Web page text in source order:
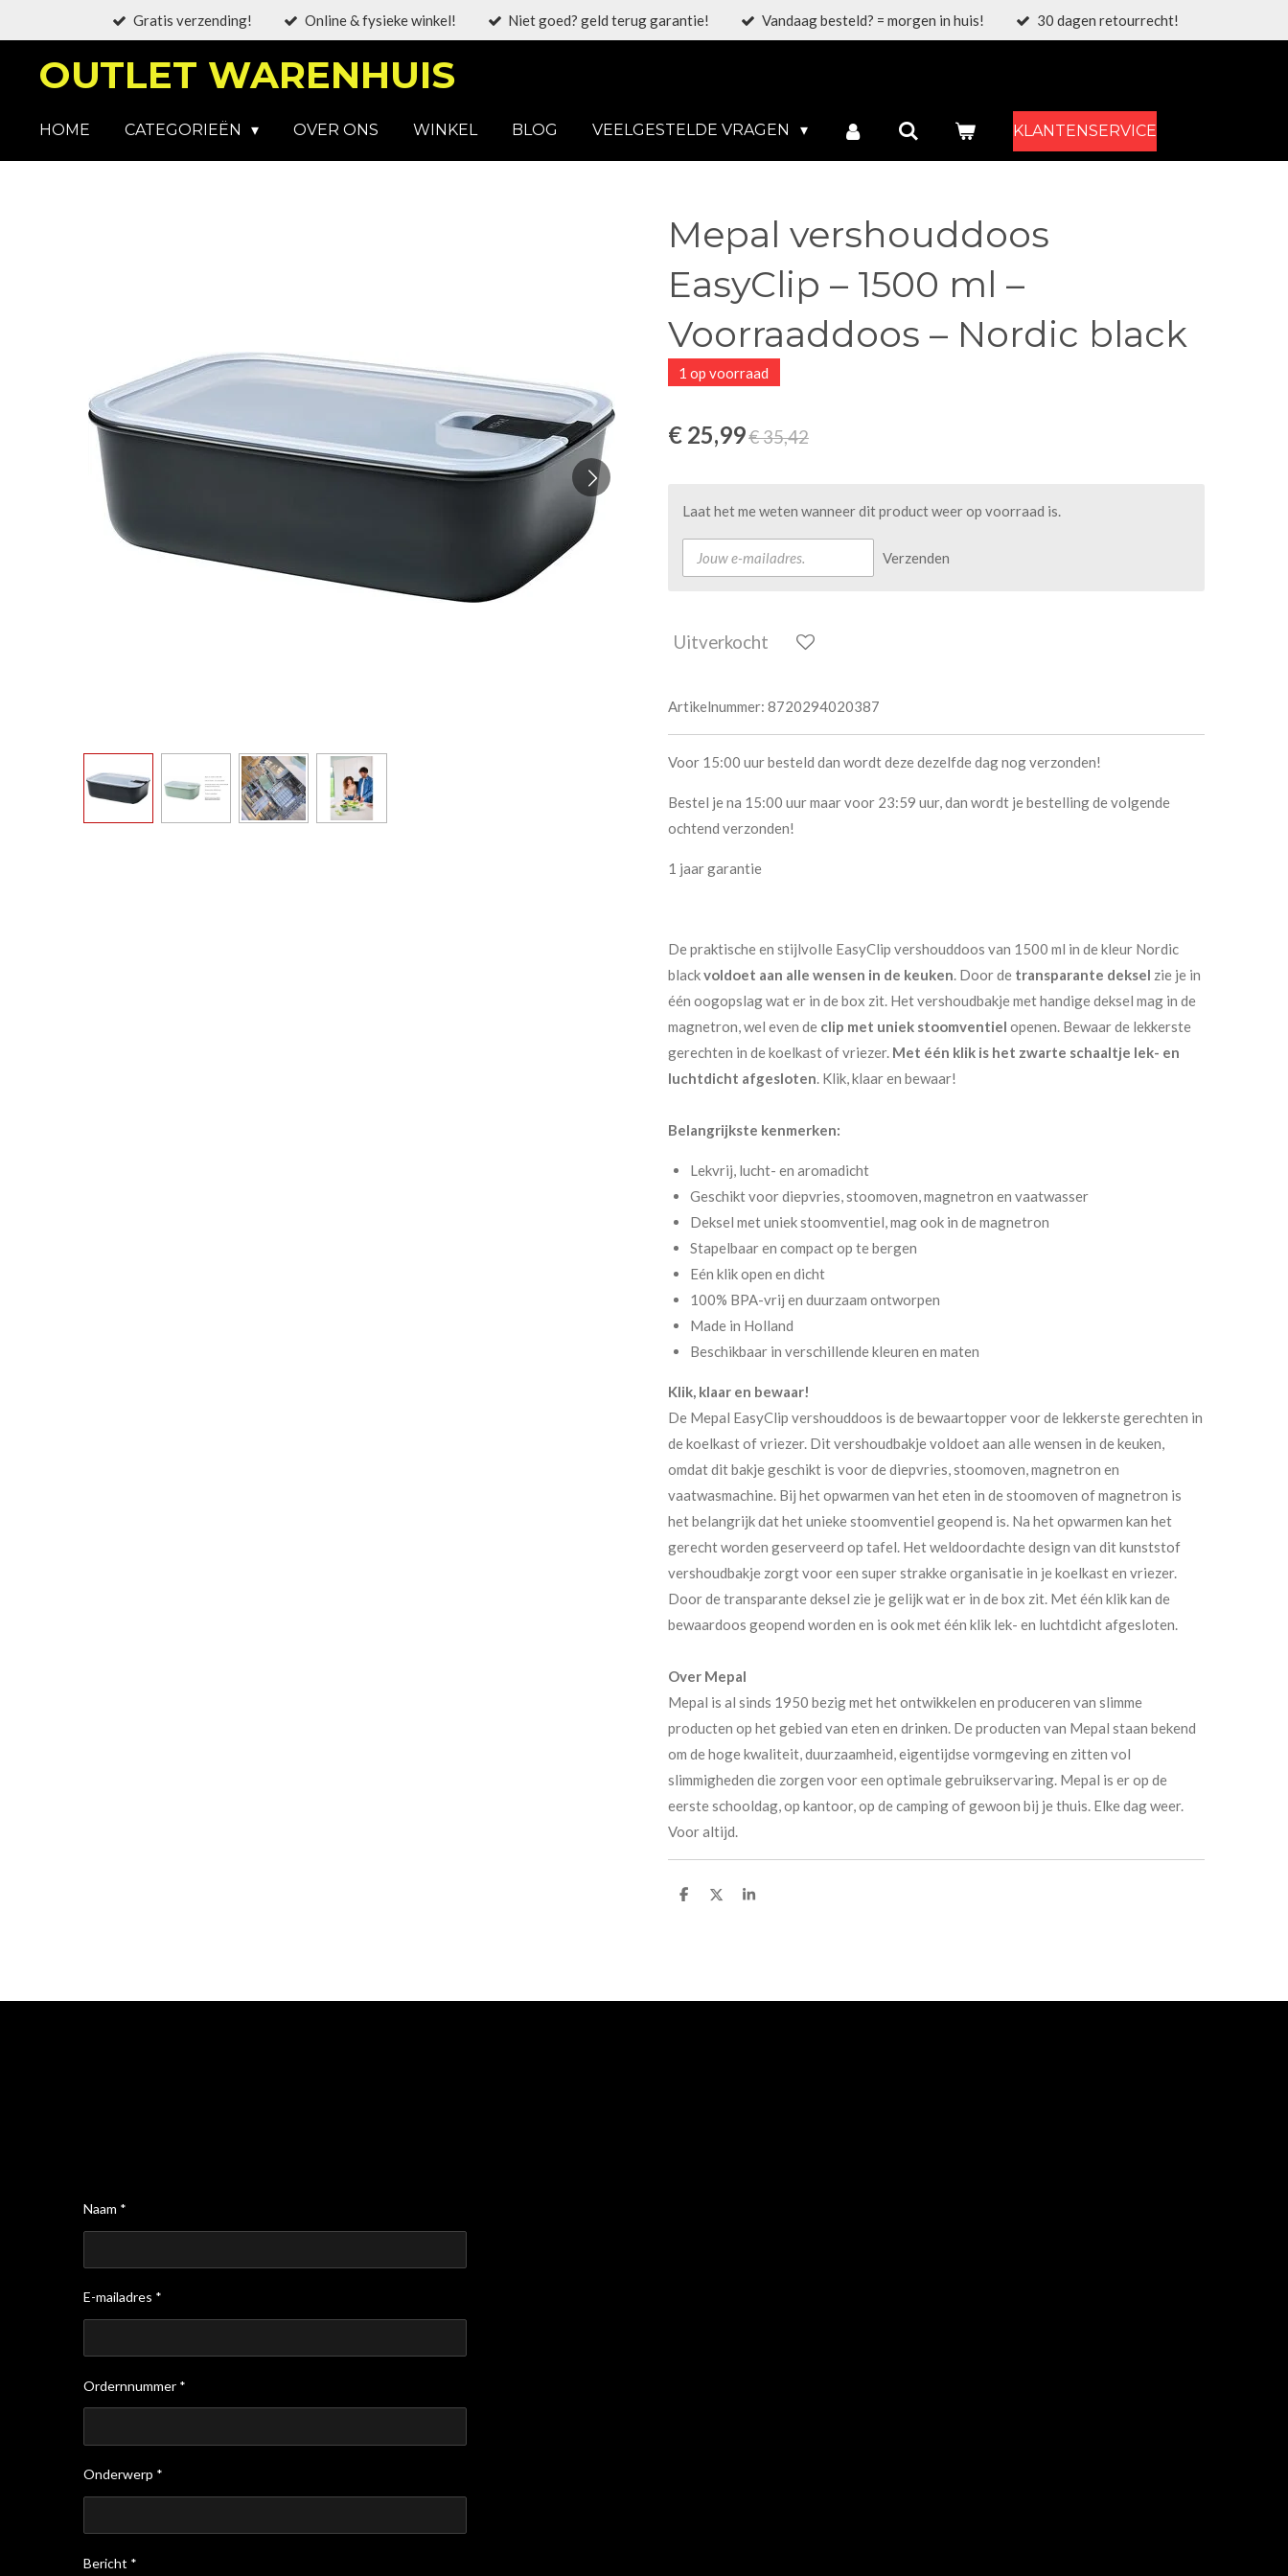
hoofdinhoud
Gratis verzending! Online & fysieke winkel! Niet goed? geld terug garantie! Vandaag besteld? = morgen in huis! 30 dagen retourrecht!
OUTLET WARENHUIS
HOME CATEGORIEËN OVER ONS WINKEL BLOG VEELGESTELDE VRAGEN KLANTENSERVICE
Mepal vershouddoos
EasyClip – 1500 ml –
Voorraaddoos – Nordic black
1 op voorraad
€ 25,99€ 35,42
Laat het me weten wanneer dit product weer op voorraad is.
Verzenden
Uitverkocht
Artikelnummer: 8720294020387
Voor 15:00 uur besteld dan wordt deze dezelfde dag nog verzonden!
Bestel je na 15:00 uur maar voor 23:59 uur, dan wordt je bestelling de volgende
ochtend verzonden!
1 jaar garantie
De praktische en stijlvolle EasyClip vershouddoos van 1500 ml in de kleur Nordic
blackvoldoet aan alle wensen in de keuken . Door de transparante deksel zie je in
één oogopslag wat er in de box zit. Het vershoudbakje met handige deksel mag in de
magnetron, wel even de clip met uniek stoomventiel openen. Bewaar de lekkerste
gerechten in de koelkast of vriezer. Met één klik is het zwarte schaaltje lek- en
luchtdicht afgesloten . Klik, klaar en bewaar!
Belangrijkste kenmerken:
Lekvrij, lucht- en aromadicht
Geschikt voor diepvries, stoomoven, magnetron en vaatwasser
Deksel met uniek stoomventiel, mag ook in de magnetron
Stapelbaar en compact op te bergen
Eén klik open en dicht
100% BPA-vrij en duurzaam ontworpen
Made in Holland
Beschikbaar in verschillende kleuren en maten
Klik, klaar en bewaar!
De Mepal EasyClip vershouddoos is de bewaartopper voor de lekkerste gerechten in
de koelkast of vriezer. Dit vershoudbakje voldoet aan alle wensen in de keuken,
omdat dit bakje geschikt is voor de diepvries, stoomoven, magnetron en
vaatwasmachine. Bij het opwarmen van het eten in de stoomoven of magnetron is
het belangrijk dat het unieke stoomventiel geopend is. Na het opwarmen kan het
gerecht worden geserveerd op tafel. Het weldoordachte design van dit kunststof
vershoudbakje zorgt voor een super strakke organisatie in je koelkast en vriezer.
Door de transparante deksel zie je gelijk wat er in de box zit. Met één klik kan de
bewaardoos geopend worden en is ook met één klik lek- en luchtdicht afgesloten.
Over Mepal
Mepal is al sinds 1950 bezig met het ontwikkelen en produceren van slimme
producten op het gebied van eten en drinken. De producten van Mepal staan bekend
om de hoge kwaliteit, duurzaamheid, eigentijdse vormgeving en zitten vol
slimmigheden die zorgen voor een optimale gebruikservaring. Mepal is er op de
eerste schooldag, op kantoor, op de camping of gewoon bij je thuis. Elke dag weer.
Voor altijd.
D
D
S
Naam *
E-mailadres *
Ordernnummer *
Onderwerp *
Bericht *